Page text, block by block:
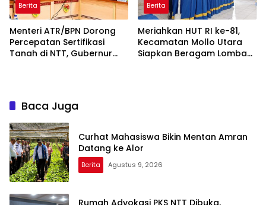
Berita
Menteri ATR/BPN Dorong
Percepatan Sertifikasi
Tanah di NTT, Gubernur
Berita
Meriahkan HUT RI ke-81,
Kecamatan Mollo Utara
Siapkan Beragam Lomba
Baca Juga
Curhat Mahasiswa Bikin Mentan Amran
Datang ke Alor
Berita Agustus 9, 2026
Rumah Advokasi PKS NTT Dibuka,